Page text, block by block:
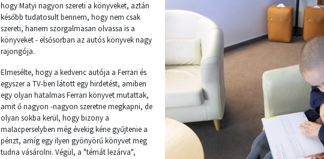
hogy Matyi nagyon szereti a könyveket, aztán
később tudatosult bennem, hogy nem csak
szereti, hanem szorgalmasan olvassa is a
könyveket - elsősorban az autós könyvek nagy
rajongója.
Elmesélte, hogy a kedvenc autója a Ferrari és
egyszer a TV-ben látott egy hirdetést, amiben
egy olyan hatalmas Ferrari könyvet mutattak,
amit ő nagyon -nagyon szeretne megkapni, de
olyan sokba kerül, hogy bizony a
malacperselyben még évekig kéne gyűjtenie a
pénzt, amíg egy ilyen gyönyörű könyvet meg
tudna vásárolni. Végül, a "témát lezárva",